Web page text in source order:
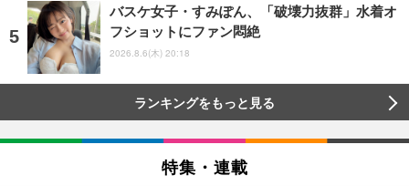
バスケ女子・すみぽん、「破壊力抜群」水着オ
フショットにファン悶絶
2026.8.6(木) 20:18
ランキングをもっと見る
特集・連載